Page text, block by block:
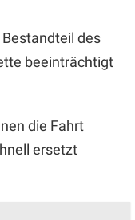
des
beeinträchtigt
die Fahrt
ersetzt